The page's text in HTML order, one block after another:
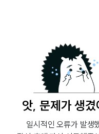
앗, 문제가 생
일시적인 오류가 발생